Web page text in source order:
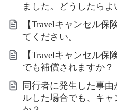
ました。どうしたらよ
【Travelキャンセル保
てください。
【Travelキャンセル
でも補償されますか？
同行者に発生した事
ルした場合でも、キ